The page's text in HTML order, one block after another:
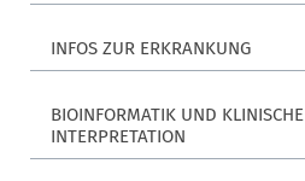
INFOS ZUR ERKRANKUNG
BIOINFORMATIK UND KLINISCHE
INTERPRETATION